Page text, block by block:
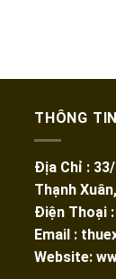
THÔNG
Địa Chỉ :
Thạnh
Điện Thoại
Email :
Website: